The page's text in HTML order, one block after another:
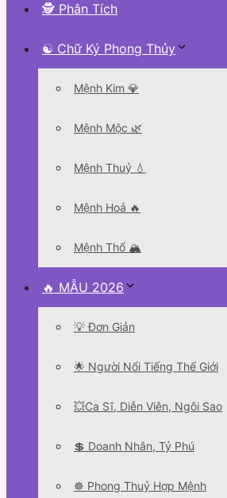
🕵 Phân Tích
☯ Chữ Ký Phong Thủy
Mệnh Kim 💎
Mệnh Mộc 🌿
Mệnh Thuỷ 💧
Mệnh Hoả 🔥
Mệnh Thổ 🏔️
🔥 MẪU 2026
💡 Đơn Giản
🌟 Người Nổi Tiếng Thế Giới
💥Ca Sĩ, Diễn Viên, Ngôi Sao
💲 Doanh Nhân, Tỷ Phú
☸️ Phong Thuỷ Hợp Mệnh